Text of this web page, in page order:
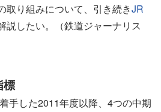
取り組みについて、引き続きJR
説したい。（鉄道ジャーナリス
標
手した2011年度以降、4つの中期